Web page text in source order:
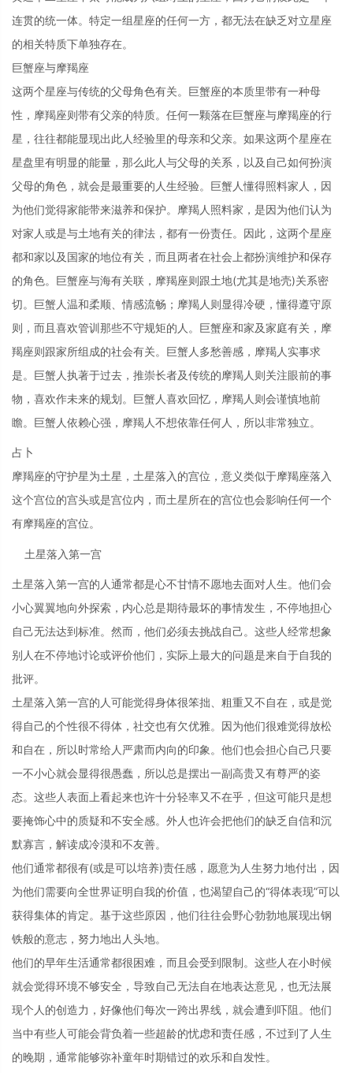
连贯的统一体。特定一组星座的任何一方，都无法在缺乏对立星座
的相关特质下单独存在。
巨蟹座与摩羯座
这两个星座与传统的父母角色有关。巨蟹座的本质里带有一种母
性，摩羯座则带有父亲的特质。任何一颗落在巨蟹座与摩羯座的行
星，往往都能显现出此人经验里的母亲和父亲。如果这两个星座在
星盘里有明显的能量，那么此人与父母的关系，以及自己如何扮演
父母的角色，就会是最重要的人生经验。巨蟹人懂得照料家人，因
为他们觉得家能带来滋养和保护。摩羯人照料家，是因为他们认为
对家人或是与土地有关的律法，都有一份责任。因此，这两个星座
都和家以及国家的地位有关，而且两者在社会上都扮演维护和保存
的角色。巨蟹座与海有关联，摩羯座则跟土地(尤其是地壳)关系密
切。巨蟹人温和柔顺、情感流畅；摩羯人则显得冷硬，懂得遵守原
则，而且喜欢管训那些不守规矩的人。巨蟹座和家及家庭有关，摩
羯座则跟家所组成的社会有关。巨蟹人多愁善感，摩羯人实事求
是。巨蟹人执著于过去，推崇长者及传统的摩羯人则关注眼前的事
物，喜欢作未来的规划。巨蟹人喜欢回忆，摩羯人则会谨慎地前
瞻。巨蟹人依赖心强，摩羯人不想依靠任何人，所以非常独立。
占卜
摩羯座的守护星为土星，土星落入的宫位，意义类似于摩羯座落入
这个宫位的宫头或是宫位内，而土星所在的宫位也会影响任何一个
有摩羯座的宫位。
土星落入第一宫
土星落入第一宫的人通常都是心不甘情不愿地去面对人生。他们会
小心翼翼地向外探索，内心总是期待最坏的事情发生，不停地担心
自己无法达到标准。然而，他们必须去挑战自己。这些人经常想象
别人在不停地讨论或评价他们，实际上最大的问题是来自于自我的
批评。
土星落入第一宫的人可能觉得身体很笨拙、粗重又不自在，或是觉
得自己的个性很不得体，社交也有欠优雅。因为他们很难觉得放松
和自在，所以时常给人严肃而内向的印象。他们也会担心自己只要
一不小心就会显得很愚蠢，所以总是摆出一副高贵又有尊严的姿
态。这些人表面上看起来也许十分轻率又不在乎，但这可能只是想
要掩饰心中的质疑和不安全感。外人也许会把他们的缺乏自信和沉
默寡言，解读成冷漠和不友善。
他们通常都很有(或是可以培养)责任感，愿意为人生努力地付出，因
为他们需要向全世界证明自我的价值，也渴望自己的“得体表现”可以
获得集体的肯定。基于这些原因，他们往往会野心勃勃地展现出钢
铁般的意志，努力地出人头地。
他们的早年生活通常都很困难，而且会受到限制。这些人在小时候
就会觉得环境不够安全，导致自己无法自在地表达意见，也无法展
现个人的创造力，好像他们每次一跨出界线，就会遭到吓阻。他们
当中有些人可能会背负着一些超龄的忧虑和责任感，不过到了人生
的晚期，通常能够弥补童年时期错过的欢乐和自发性。